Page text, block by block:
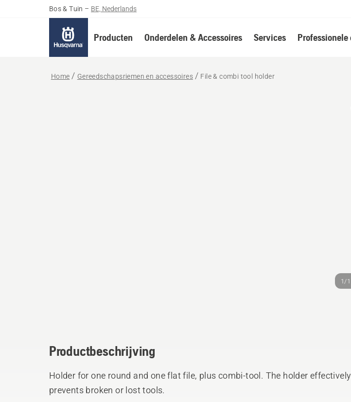
Bos & Tuin – BE, Nederlands
Producten Onderdelen & Accessoires Services
Home Gereedschapsriemen en accessoires File & combi tool holder
1/1
Productbeschrijving
Holder for one round and one flat file, plus combi-tool. The holder effectively
prevents broken or lost tools.